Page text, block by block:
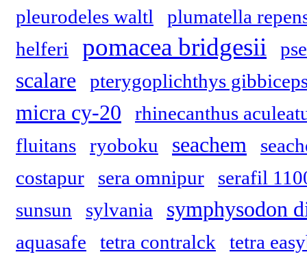
pleurodeles waltl
plumatella
helferi
pomacea bridgesii
scalare pterygoplichthys
micra cy-20
rhinecanthus
fluitans
ryoboku seachem
costapur
sera omnipur
serafil
sunsun
sylvania symphysodon
aquasafe tetra contralck tetra